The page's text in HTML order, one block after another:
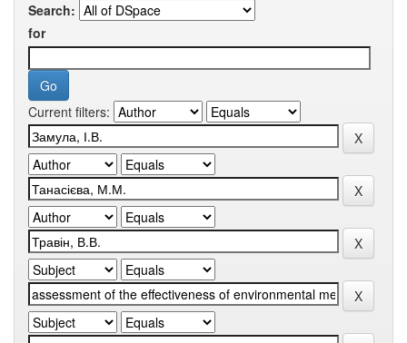
Search:
for
Current filters: